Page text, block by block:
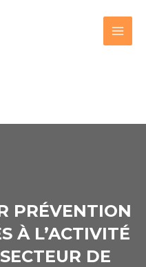
PRÉVENTION
À L’ACTIVITÉ
DE